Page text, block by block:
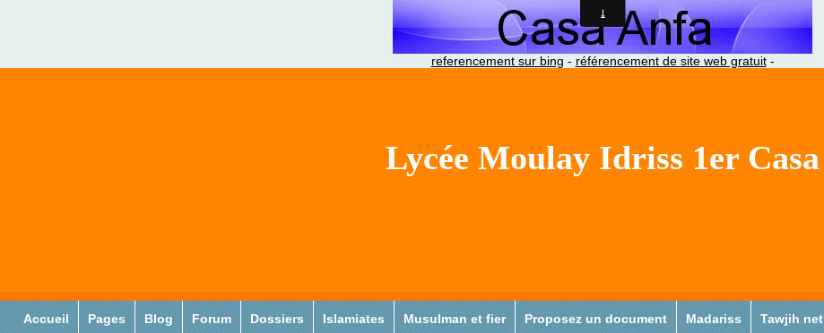
referencement sur bing - référencement de site web gratuit-
Lycée Moulay Idriss 1er Casa
Accueil Pages Blog Forum Dossiers Islamiates Musulman et fier Proposez un document Madariss Tawjih net